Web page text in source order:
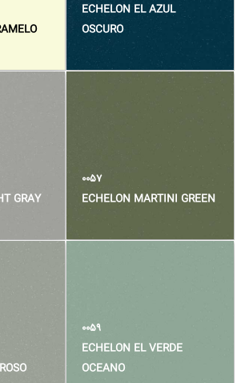
ECHELON EL AZUL
OSCURO
GRAY
۰۰۵۷
ECHELON MARTINI GREEN
۰۰۵۹
ECHELON EL VERDE
OCEANO